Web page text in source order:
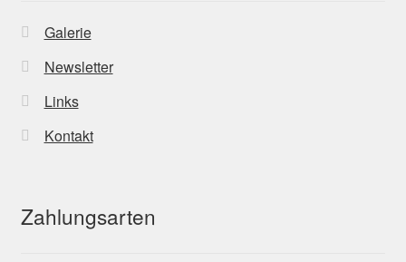
Galerie
Newsletter
Links
Kontakt
Zahlungsarten